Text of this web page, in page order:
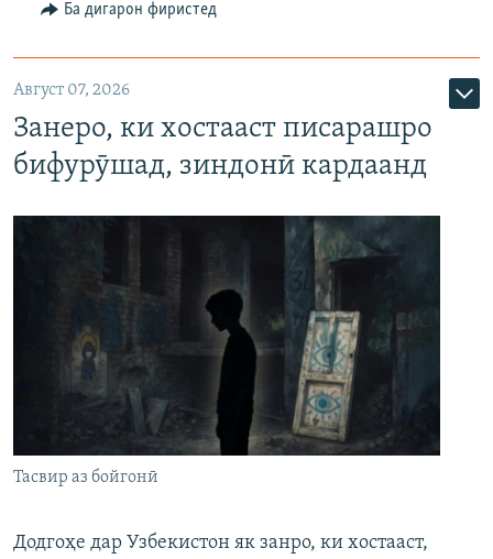
Ба дигарон фиристед
Август 07, 2026
Занеро, ки хостааст писарашро
бифурӯшад, зиндонӣ кардаанд
Тасвир аз бойгонӣ
Додгоҳе дар Узбекистон як занро, ки хостааст,